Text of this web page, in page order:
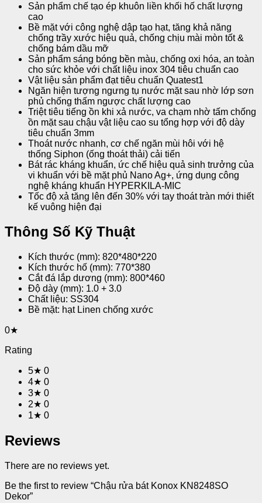
Sản phẩm chế tạo ép khuôn liền khối hố chất lượng
cao
Bề mặt với công nghệ dập tạo hạt, tăng khả năng
chống trầy xước hiệu quả, chống chịu mài mòn tốt &
chống bám dầu mỡ
Sản phẩm sáng bóng bền màu, chống oxi hóa, an toàn
cho sức khỏe với chất liệu inox 304 tiêu chuẩn cao
Vật liệu sản phẩm đạt tiêu chuẩn Quatest1
Ngăn hiện tượng ngưng tụ nước mặt sau nhờ lớp sơn
phủ chống thấm ngược chất lượng cao
Triệt tiêu tiếng ồn khi xả nước, va chạm nhờ tấm chống
ồn mặt sau chậu vật liệu cao su tổng hợp với độ dày
tiêu chuẩn 3mm
Thoát nước nhanh, cơ chế ngăn mùi hôi với hệ
thống Siphon (ống thoát thải) cải tiến
Bát rác kháng khuẩn, ức chế hiệu quả sinh trưởng của
vi khuẩn với bề mặt phủ Nano Ag+, ứng dụng công
nghệ kháng khuẩn HYPERKILA-MIC
Tốc độ xả tăng lên đến 30% với tay thoát tràn mới thiết
kế vuông hiện đại
Thông Số Kỹ Thuật
Kích thước (mm): 820*480*220
Kích thước hố (mm): 770*380
Cắt đá lắp dương (mm): 800*460
Độ dày (mm): 1.0 + 3.0
Chất liệu: SS304
Bề mặt: hạt Linen chống xước
0★
Rating
5★ 0
4★ 0
3★ 0
2★ 0
1★ 0
Reviews
There are no reviews yet.
Be the first to review “Chậu rửa bát Konox KN8248SO
Dekor”